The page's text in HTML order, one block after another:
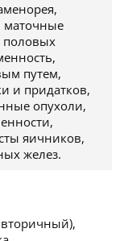
маточные
половых
путем,
и придатков,
опухоли,
яичников,
желез.